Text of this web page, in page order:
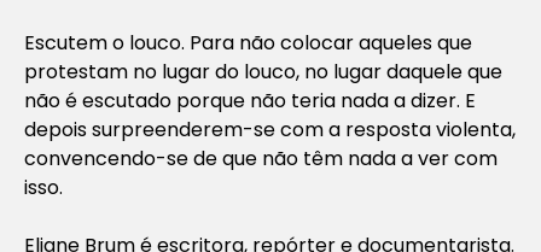
Escutem o louco. Para não colocar aqueles que
protestam no lugar do louco, no lugar daquele que
não é escutado porque não teria nada a dizer. E
depois surpreenderem-se com a resposta violenta,
convencendo-se de que não têm nada a ver com
isso.
Eliane Brum é escritora, repórter e documentarista.